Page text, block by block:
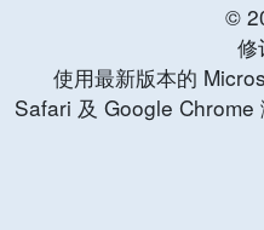
©
修
使用最新版本的
Safari 及 Google Chrome